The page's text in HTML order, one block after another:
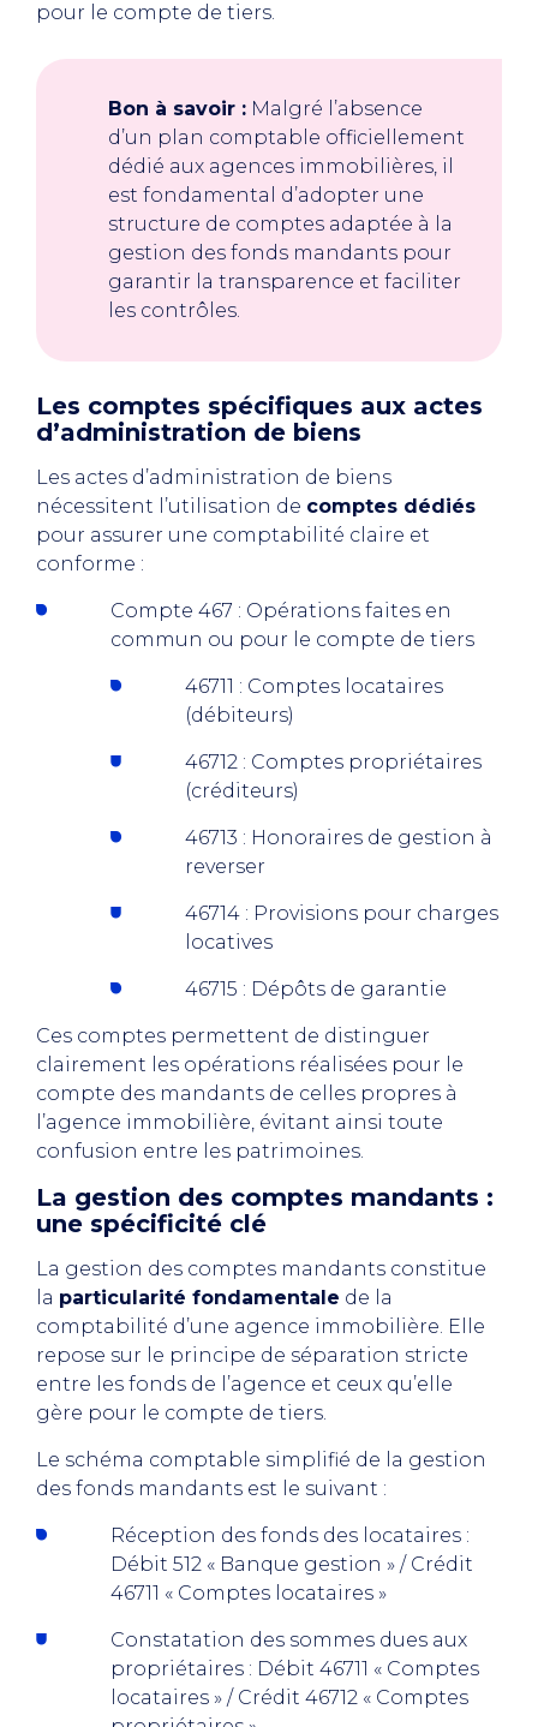
pour le compte de tiers.
Bon à savoir : Malgré l’absence
d’un plan comptable officiellement
dédié aux agences immobilières, il
est fondamental d’adopter une
structure de comptes adaptée à la
gestion des fonds mandants pour
garantir la transparence et faciliter
les contrôles.
Les comptes spécifiques aux actes
d’administration de biens
Les actes d’administration de biens
nécessitent l’utilisation de comptes dédiés
pour assurer une comptabilité claire et
conforme :
Compte 467 : Opérations faites en
commun ou pour le compte de tiers
46711 : Comptes locataires
(débiteurs)
46712 : Comptes propriétaires
(créditeurs)
46713 : Honoraires de gestion à
reverser
46714 : Provisions pour charges
locatives
46715 : Dépôts de garantie
Ces comptes permettent de distinguer
clairement les opérations réalisées pour le
compte des mandants de celles propres à
l’agence immobilière, évitant ainsi toute
confusion entre les patrimoines.
La gestion des comptes mandants :
une spécificité clé
La gestion des comptes mandants constitue
la particularité fondamentale de la
comptabilité d’une agence immobilière. Elle
repose sur le principe de séparation stricte
entre les fonds de l’agence et ceux qu’elle
gère pour le compte de tiers.
Le schéma comptable simplifié de la gestion
des fonds mandants est le suivant :
Réception des fonds des locataires :
Débit 512 « Banque gestion » / Crédit
46711 « Comptes locataires »
Constatation des sommes dues aux
propriétaires : Débit 46711 « Comptes
locataires » / Crédit 46712 « Comptes